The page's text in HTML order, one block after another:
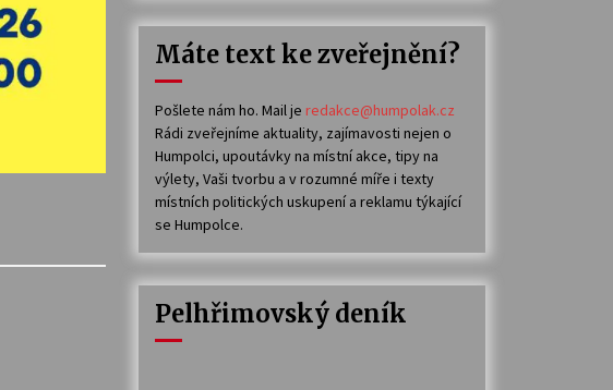
Máte text ke zveřejnění?
Pošlete nám ho. Mail je redakce@humpolak.cz
Rádi zveřejníme aktuality, zajímavosti nejen o
Humpolci, upoutávky na místní akce, tipy na
výlety, Vaši tvorbu a v rozumné míře i texty
místních politických uskupení a reklamu týkající
se Humpolce.
Pelhřimovský deník